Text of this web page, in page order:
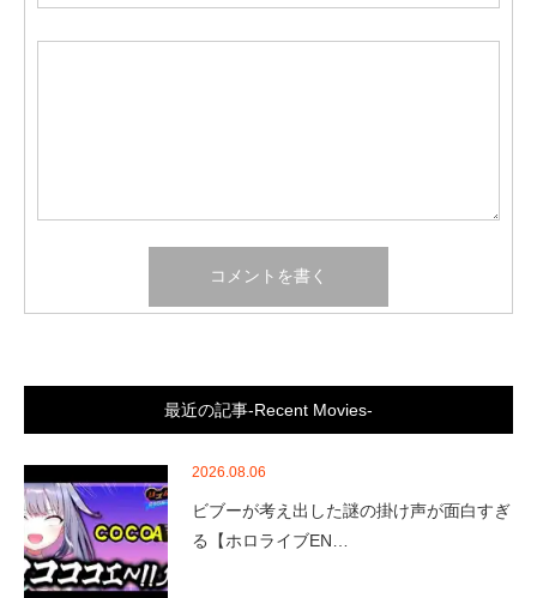
最近の記事-Recent Movies-
2026.08.06
ビブーが考え出した謎の掛け声が面白すぎ
る【ホロライブEN…